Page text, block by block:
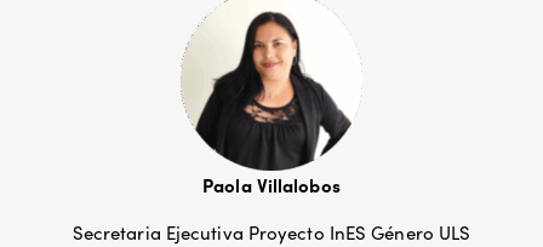
Paola Villalobos
Secretaria Ejecutiva Proyecto InES Género ULS